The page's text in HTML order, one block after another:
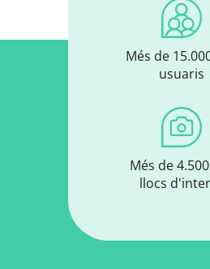
Més de
usuaris
Més de
llocs